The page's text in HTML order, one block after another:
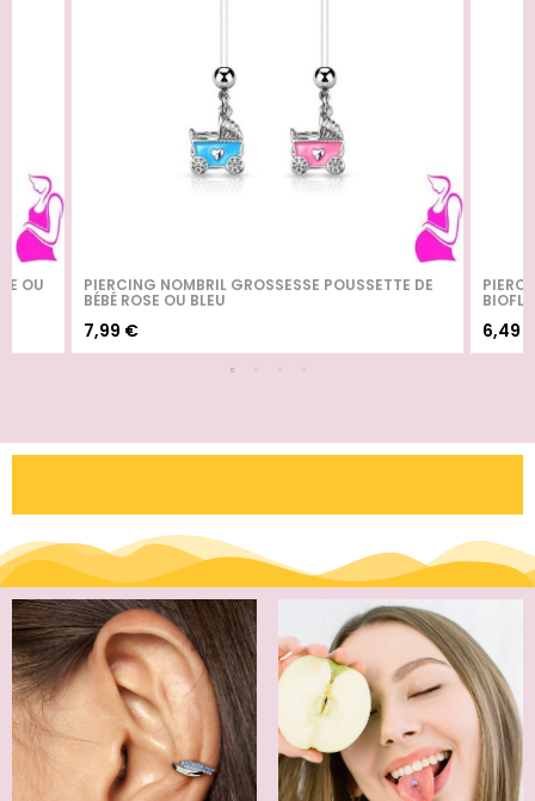
OU PIERCING NOMBRIL GROSSESSE POUSSETTE DE
BÉBÉ ROSE OU BLEU
7,99 € 6,49